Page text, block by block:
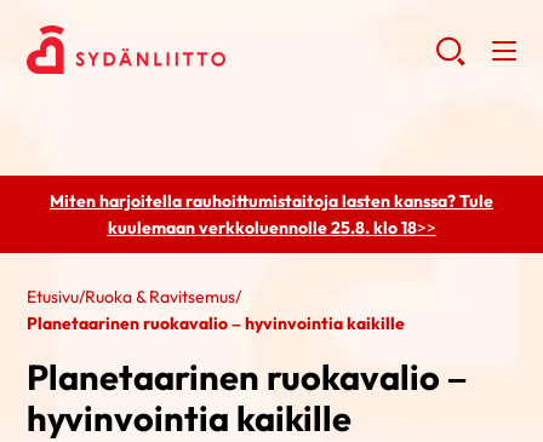
Miten harjoitella rauhoittumistaitoja lasten kanssa? Tule
kuulemaanverkkoluennolle 25.8. klo 18>>
Etusivu/Ruoka & Ravitsemus/
Planetaarinen ruokavalio – hyvinvointia kaikille
Planetaarinen ruokavalio –
hyvinvointia kaikille